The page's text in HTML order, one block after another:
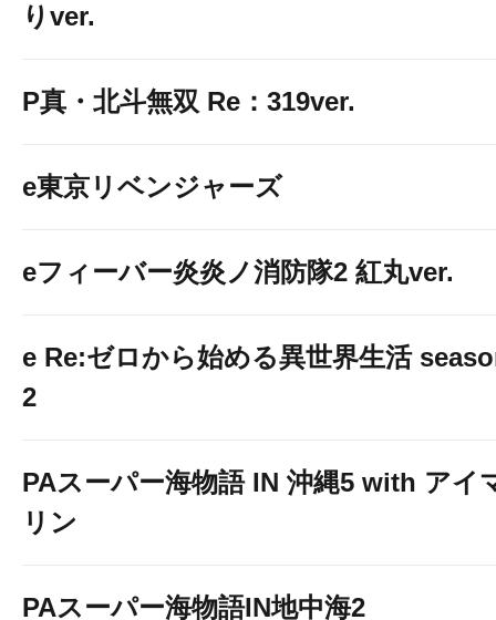
りver.
P真・北斗無双 Re：319ver.
e東京リベンジャーズ
eフィーバー炎炎ノ消防隊2 紅丸ver.
e Re:ゼロから始める異世界生活
2
PAスーパー海物語 IN 沖縄5 with アイ
リン
PAスーパー海物語IN地中海2